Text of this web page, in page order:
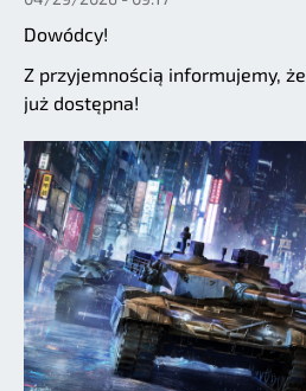
Dowódcy!
Z przyjemnością informujemy, że
już dostępna!